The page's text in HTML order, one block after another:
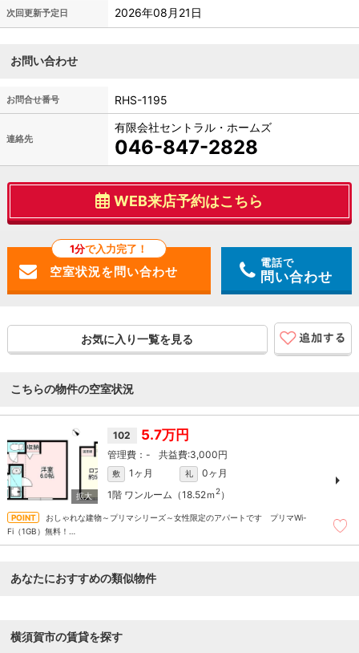
次回更新予定日 2026年08月21日
お問い合わせ
お問合せ番号 RHS-1195
連絡先
有限会社セントラル・ホームズ
046-847-2828
WEB来店予約はこちら
1分で入力完了！
電話で
問い合わせ
お気に入り一覧を見る
こちらの物件の空室状況
102 5.7万円
- 3,000円
敷 1ヶ月 礼
0ヶ月
1階 ワンルーム（18.52ｍ 2）
おしゃれな建物～プリマシリーズ～女性限定のアパートです プリマWi-
Fi（1GB）無料！
あなたにおすすめの類似物件
横須賀市の賃貸を探す